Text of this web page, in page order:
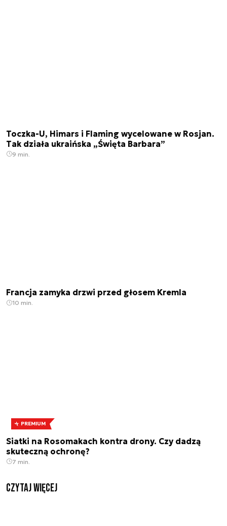
Toczka-U, Himars i Flaming wycelowane w Rosjan.
Tak działa ukraińska „Święta Barbara”
9 min.
Francja zamyka drzwi przed głosem Kremla
10 min.
PREMIUM
Siatki na Rosomakach kontra drony. Czy dadzą
skuteczną ochronę?
7 min.
czytaj więcej